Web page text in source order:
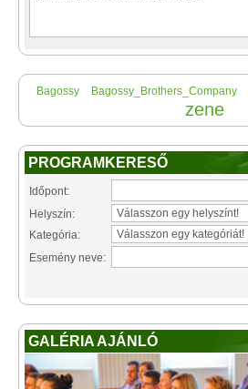
Bagossy Bagossy_Brothers_Company
zene
PROGRAMKERESŐ
Időpont:
Helyszín:
Kategória:
Esemény neve:
GALÉRIA AJÁNLÓ